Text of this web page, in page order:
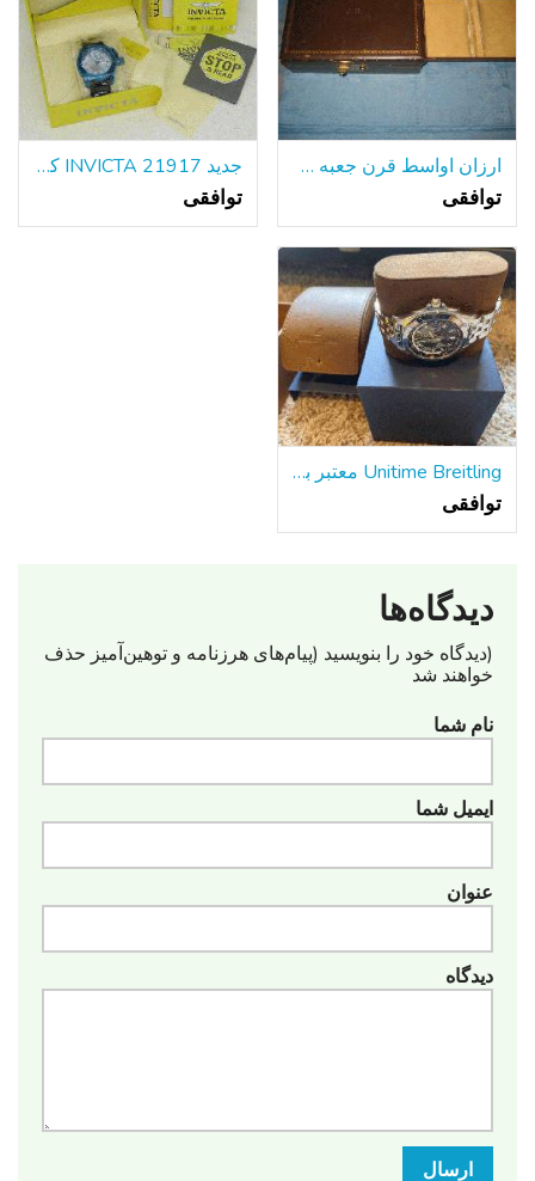
ارزان اواسط قرن جعبه طلا و جواهر
توافقی
جدید INVICTA 21917 کوردوبا مردانه دیده بان آبی SS 50mm مورد تاریخ کوارتز
توافقی
Unitime Breitling معتبر با دستبند فولادی w / جعبه و مقالات
توافقی
دیدگاه‌ها
(دیدگاه خود را بنویسید (پیام‌های هرزنامه‌ و توهین‌آمیز حذف
خواهند شد
نام شما
ایمیل شما
عنوان
دیدگاه
ارسال